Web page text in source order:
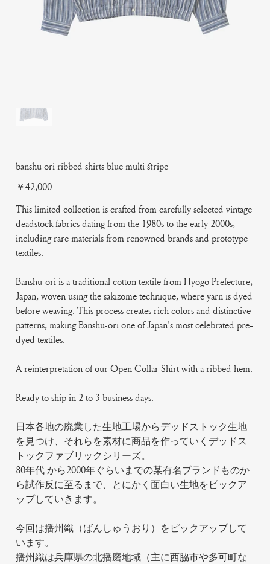
banshu ori ribbed shirts blue multi stripe
Price
￥42,000
This limited collection is crafted from carefully selected vintage
deadstock fabrics dating from the 1980s to the early 2000s,
including rare materials from renowned brands and prototype
textiles.
Banshu-ori is a traditional cotton textile from Hyogo Prefecture,
Japan, woven using the sakizome technique, where yarn is dyed
before weaving. This process creates rich colors and distinctive
patterns, making Banshu-ori one of Japan's most celebrated pre-
dyed textiles.
A reinterpretation of our Open Collar Shirt with a ribbed hem.
Ready to ship in 2 to 3 business days.
日本各地の廃業した生地工場からデッドストック生地
を見つけ、それらを素材に商品を作っていくデッドス
トックファブリックシリーズ。
80年代 から2000年ぐらいまでの某有名ブランドものか
ら試作反に至るまで、とにかく面白い生地をピックア
ップしていきます。
今回は播州織（ばんしゅうおり）をピックアップして
います。
播州織は兵庫県の北播磨地域（主に西脇市や多可町な